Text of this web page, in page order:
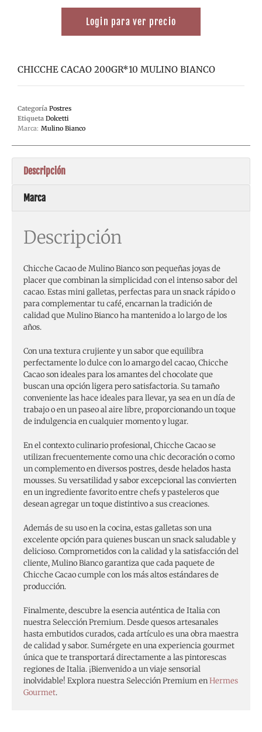
Login para ver precio
CHICCHE CACAO 200GR*10 MULINO BIANCO
Categoría Postres
Etiqueta Dolcetti
Marca: Mulino Bianco
Descripción
Marca
Descripción
Chicche Cacao de Mulino Bianco son pequeñas joyas de
placer que combinan la simplicidad con el intenso sabor del
cacao. Estas mini galletas, perfectas para un snack rápido o
para complementar tu café, encarnan la tradición de
calidad que Mulino Bianco ha mantenido a lo largo de los
años.
Con una textura crujiente y un sabor que equilibra
perfectamente lo dulce con lo amargo del cacao, Chicche
Cacao son ideales para los amantes del chocolate que
buscan una opción ligera pero satisfactoria. Su tamaño
conveniente las hace ideales para llevar, ya sea en un día de
trabajo o en un paseo al aire libre, proporcionando un toque
de indulgencia en cualquier momento y lugar.
En el contexto culinario profesional, Chicche Cacao se
utilizan frecuentemente como una chic decoración o como
un complemento en diversos postres, desde helados hasta
mousses. Su versatilidad y sabor excepcional las convierten
en un ingrediente favorito entre chefs y pasteleros que
desean agregar un toque distintivo a sus creaciones.
Además de su uso en la cocina, estas galletas son una
excelente opción para quienes buscan un snack saludable y
delicioso. Comprometidos con la calidad y la satisfacción del
cliente, Mulino Bianco garantiza que cada paquete de
Chicche Cacao cumple con los más altos estándares de
producción.
Finalmente, descubre la esencia auténtica de Italia con
nuestra Selección Premium. Desde quesos artesanales
hasta embutidos curados, cada artículo es una obra maestra
de calidad y sabor. Sumérgete en una experiencia gourmet
única que te transportará directamente a las pintorescas
regiones de Italia. ¡Bienvenido a un viaje sensorial
inolvidable! Explora nuestra Selección Premium enHermes
Gourmet.